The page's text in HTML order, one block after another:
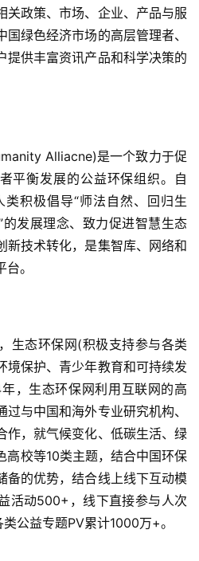
关政策、市场、企业、产品与服
绿色经济市场的高层管理者、
提供丰富资讯产品和科学决策的
Alliacne)是一个致力于促
平衡发展的公益环保组织。自
积极倡导“师法自然、回归生
发展理念、致力促进智慧生态
新技术转化，是集智库、网络和
。
生态环保网(积极支持参与各类
境保护、青少年教育和可持续发
，生态环保网利用互联网的高
与中国和海外专业研究机构、
作，就气候变化、低碳生活、绿
高校等10类主题，结合中国环保
备的优势，结合线上线下互动模
活动500+，线下直接参与人次
公益专题PV累计1000万+。